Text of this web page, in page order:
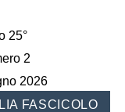
25°
2
2026
FASCICOLO